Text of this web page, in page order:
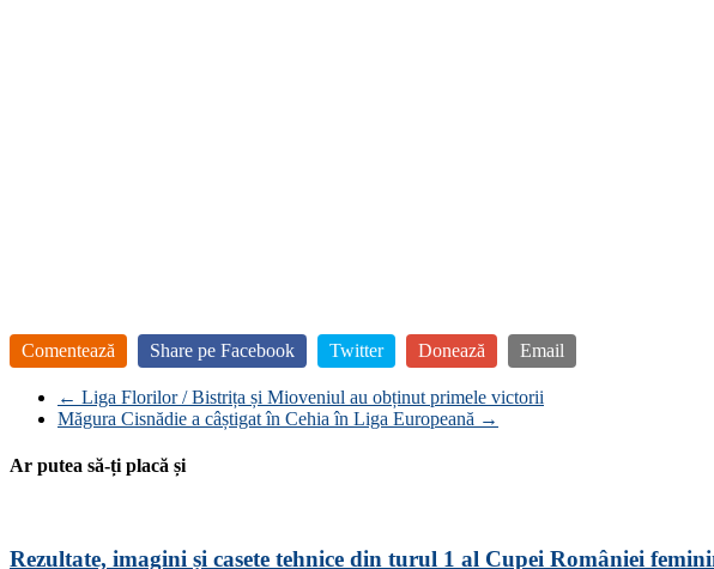
Comentează Share pe Facebook Twitter Donează Email
← Liga Florilor / Bistrița și Mioveniul au obținut primele victorii
Măgura Cisnădie a câștigat în Cehia în Liga Europeană →
Ar putea să-ți placă și
Rezultate, imagini și casete tehnice din turul 1 al Cupei României